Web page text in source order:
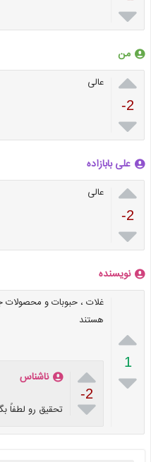

من

-2

عالی
علی بابازاده

-2

عالی
نویسنده

1

غلات ، حبوبات و محصولات
هستند

-2

ناشناس
تحقیق رو لطفاً